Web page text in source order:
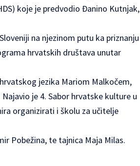
koje je predvodio Đanino Kutnjak,
na njezinom putu ka priznanju
hrvatskih društava unutar
jezika Mariom Malkočem,
je 4. Sabor hrvatske kulture u
organizirati i školu za učitelje
Pobežina, te tajnica Maja Milas.